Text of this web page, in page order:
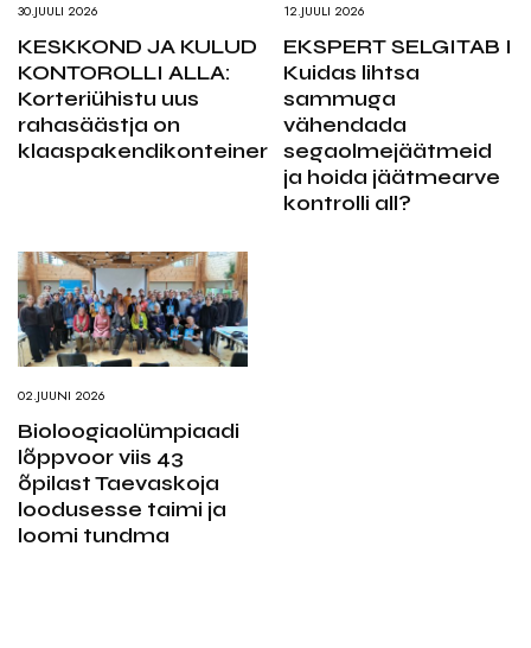
30.JUULI 2026
KESKKOND JA KULUD
KONTOROLLI ALLA:
Korteriühistu uus
rahasäästja on
klaaspakendikonteiner
12.JUULI 2026
EKSPERT SELGITAB I
Kuidas lihtsa
sammuga
vähendada
segaolmejäätmeid
ja hoida jäätmearve
kontrolli all?
02.JUUNI 2026
Bioloogiaolümpiaadi
lõppvoor viis 43
õpilast Taevaskoja
loodusesse taimi ja
loomi tundma